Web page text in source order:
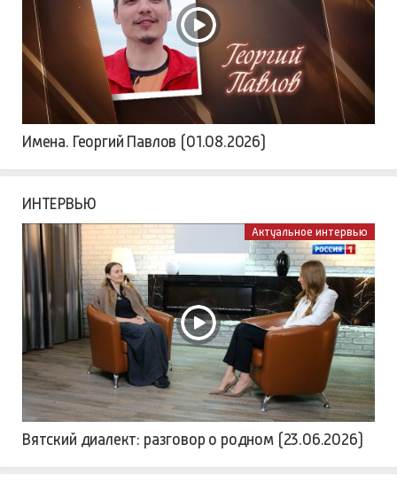
Имена. Георгий Павлов (01.08.2026)
ИНТЕРВЬЮ
Актуальное интервью
Вятский диалект: разговор о родном (23.06.2026)